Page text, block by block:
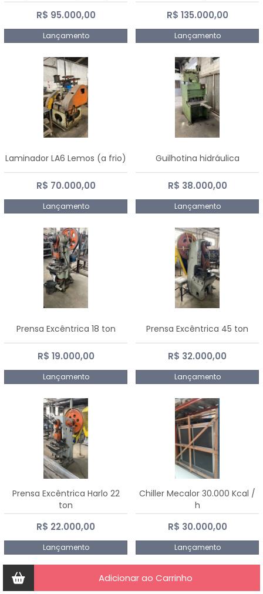
R$ 95.000,00
Lançamento
R$ 135.000,00
Lançamento
Laminador LA6 Lemos (a frio)
R$ 70.000,00
Lançamento
Guilhotina hidráulica
R$ 38.000,00
Lançamento
Prensa Excêntrica 18 ton
R$ 19.000,00
Lançamento
Prensa Excêntrica 45 ton
R$ 32.000,00
Lançamento
Prensa Excêntrica Harlo 22
ton
R$ 22.000,00
Lançamento
Chiller Mecalor 30.000 Kcal /
h
R$ 30.000,00
Lançamento
Adicionar ao Carrinho